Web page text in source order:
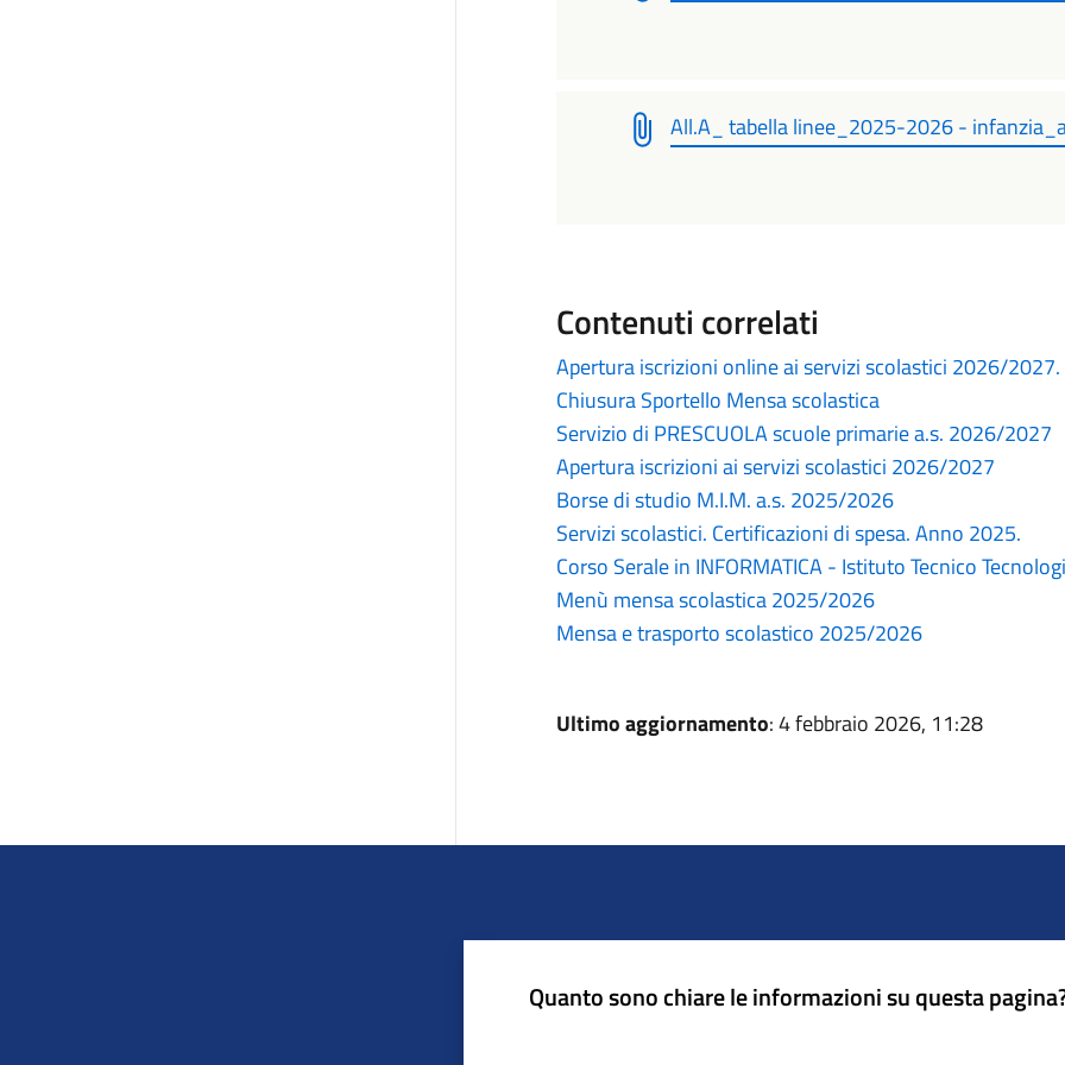
All.A_ tabella linee_2025-2026 -
Contenuti correlati
Apertura iscrizioni online ai servizi scolastici 2026/
Chiusura Sportello Mensa scolastica
Servizio di PRESCUOLA scuole primarie a.s. 2026/2027
Apertura iscrizioni ai servizi scolastici 2026/2027
Borse di studio M.I.M. a.s. 2025/2026
Servizi scolastici. Certificazioni di spesa. Anno 2025.
Corso Serale in INFORMATICA - Istituto Tecnico
Menù mensa scolastica 2025/2026
Mensa e trasporto scolastico 2025/2026
Ultimo aggiornamento: 4 febbraio 2026, 11:28
Quanto sono chiare le informazioni su questa